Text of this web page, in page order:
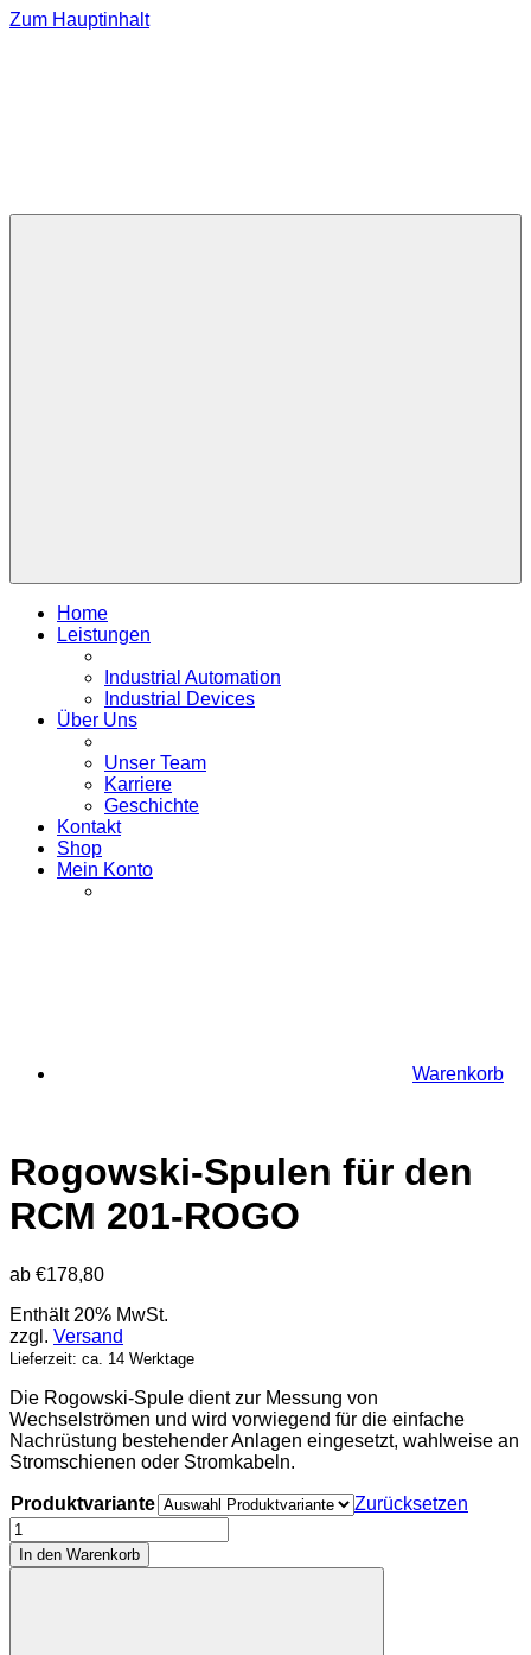
Zum Hauptinhalt
Home
Leistungen
Industrial Automation
Industrial Devices
Über Uns
Unser Team
Karriere
Geschichte
Kontakt
Shop
Mein Konto
Warenkorb
Rogowski-Spulen für den
RCM 201-ROGO
ab €178,80
Enthält 20% MwSt.
zzgl. Versand
Lieferzeit: ca. 14 Werktage
Die Rogowski-Spule dient zur Messung von
Wechselströmen und wird vorwiegend für die einfache
Nachrüstung bestehender Anlagen eingesetzt, wahlweise an
Stromschienen oder Stromkabeln.
Produktvariante
Zurücksetzen
Rogowski-
Spulen
für
In den Warenkorb